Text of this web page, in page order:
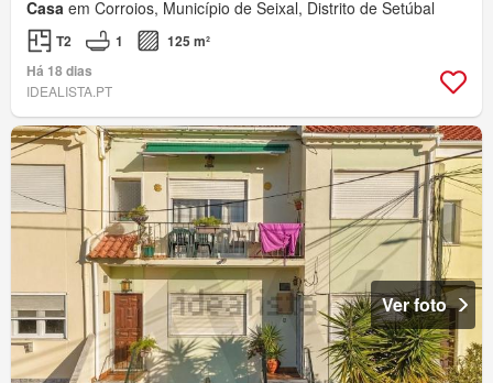
Casa em Corroios, Município de Seixal, Distrito de Setúbal
T2 1
125 m²
Há 18 dias
IDEALISTA.PT
Ver foto